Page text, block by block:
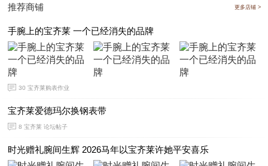
推荐商铺 更多店铺 >
手腕上的宝齐莱 一个已经消失的品牌
30 宝齐莱购表作业
宝齐莱爱德玛尔换钢表带
8 宝齐莱 论坛帖子
时光赠礼腕间生辉 2026马年以宝齐莱许她平安喜乐